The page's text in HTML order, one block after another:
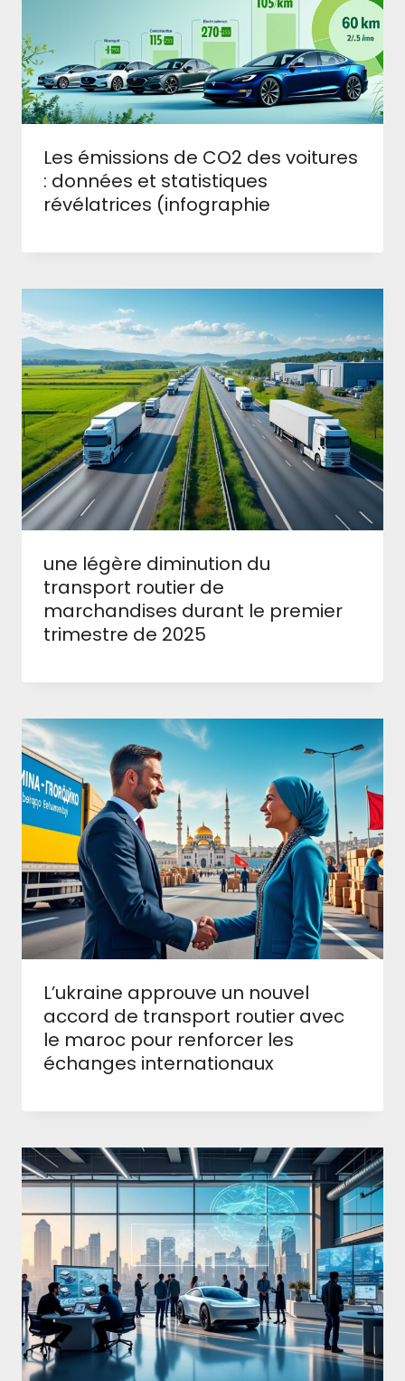
Les émissions de CO2 des voitures
: données et statistiques
révélatrices (infographie
une légère diminution du
transport routier de
marchandises durant le premier
trimestre de 2025
L’ukraine approuve un nouvel
accord de transport routier avec
le maroc pour renforcer les
échanges internationaux